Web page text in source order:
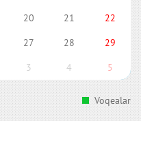
20 21
22
27 28
29
3 4 5
Voqealar